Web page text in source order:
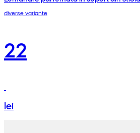
diverse variante
22
lei